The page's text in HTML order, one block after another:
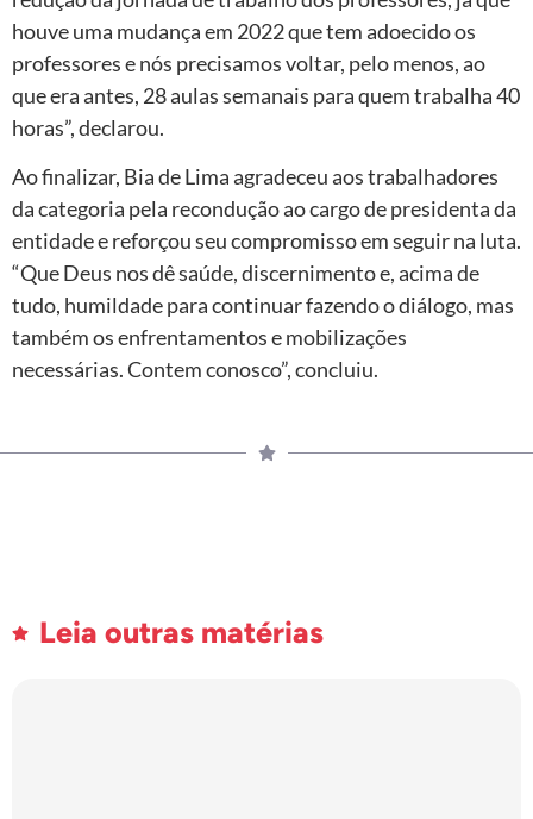
houve uma mudança em 2022 que tem adoecido os
professores e nós precisamos voltar, pelo menos, ao
que era antes, 28 aulas semanais para quem trabalha 40
horas”, declarou.
Ao finalizar, Bia de Lima agradeceu aos trabalhadores
da categoria pela recondução ao cargo de presidenta da
entidade e reforçou seu compromisso em seguir na luta.
“Que Deus nos dê saúde, discernimento e, acima de
tudo, humildade para continuar fazendo o diálogo, mas
também os enfrentamentos e mobilizações
necessárias. Contem conosco”, concluiu.
Leia outras matérias